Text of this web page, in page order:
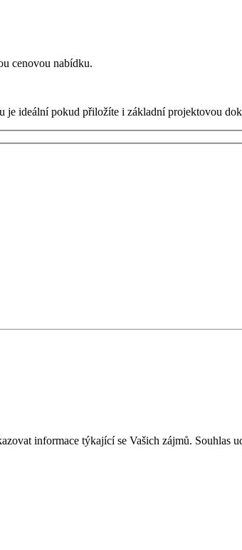
cenovou nabídku.
je ideální pokud přiložíte i základní projektovou
informace týkající se Vašich zájmů. Souhlas